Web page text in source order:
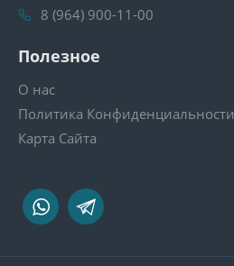
8 (964) 900-11-00
Полезное
О нас
Политика Конфиденциальности
Карта Сайта